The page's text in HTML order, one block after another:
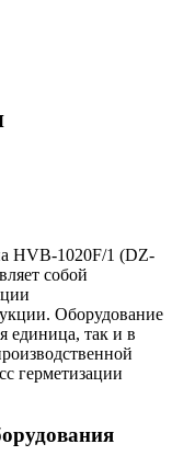
HVB-1020F/1 (DZ-
собой
Оборудование
единица, так и в
герметизации